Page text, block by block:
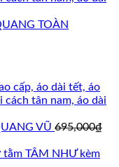
TOÀN
VŨ 695,000₫